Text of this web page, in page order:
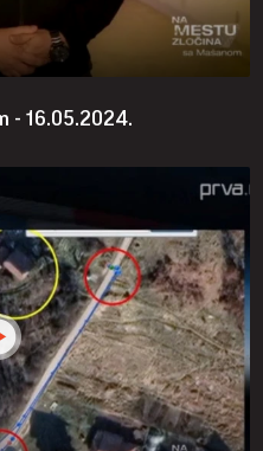
- 16.05.2024.